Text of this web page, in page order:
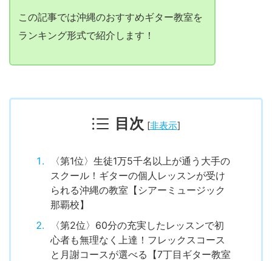
この記事では沖縄のおすすめギター教室を
ランキング形式で紹介します！
目次 [非表示]
〈第1位〉生徒1万5千名以上が通う大手の
スクール！ギターの個人レッスンが受け
られる沖縄の教室【シアーミュージック
那覇校】
〈第2位〉60分の充実したレッスンで初
心者も無理なく上達！フレックスコース
と月謝コースが選べる【7丁目ギター教室